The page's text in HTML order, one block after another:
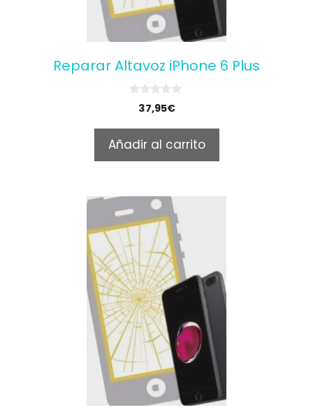
Reparar Altavoz iPhone 6 Plus
o
f
5
37,95€
Añadir al carrito